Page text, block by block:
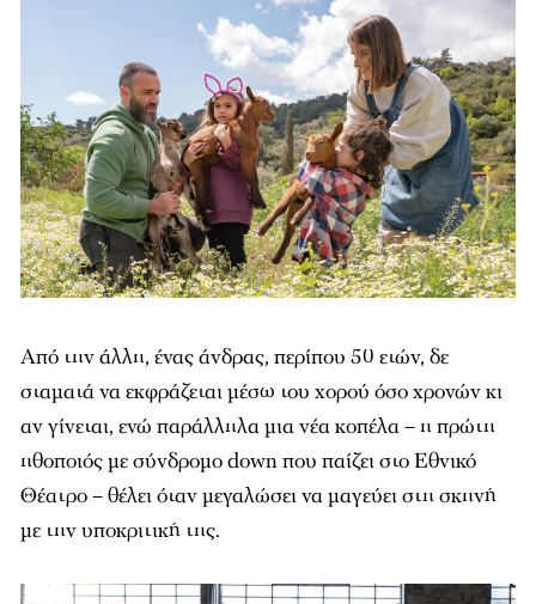
Από την άλλη, ένας άνδρας, περίπου 50 ετών, δε
σταματά να εκφράζεται μέσω του χορού όσο χρονών κι
αν γίνεται, ενώ παράλληλα μια νέα κοπέλα – η πρώτη
ηθοποιός με σύνδρομο down που παίζει στο Εθνικό
Θέατρο – θέλει όταν μεγαλώσει να μαγεύει στη σκηνή
με την υποκριτική της.